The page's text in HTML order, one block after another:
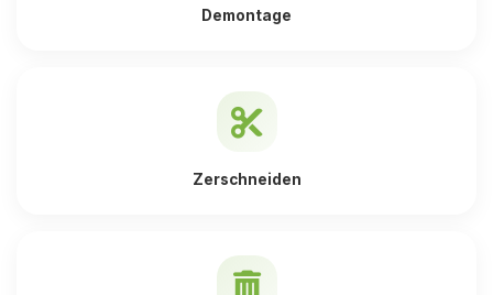
Demontage
Zerschneiden